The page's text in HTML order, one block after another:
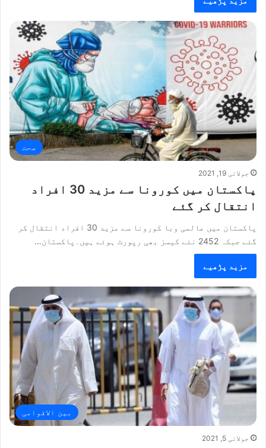
صحت
جولائی 19, 2021
پاکستان میں کورونا سے مزید 30 افراد
انتقال کر گئے
پاکستان میں عالمی وبا کورونا سے مزید 30 افراد انتقال کر
گئے جبکہ 2452 نئے کیسز بھی رپورٹ ہوئے ہیں۔پاکستان…
مزید پڑھیے
بین الاقوامی
جولائی 5, 2021